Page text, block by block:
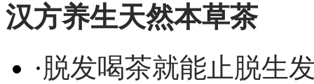
汉方养生天然本草茶
·脱发喝茶就能止脱生